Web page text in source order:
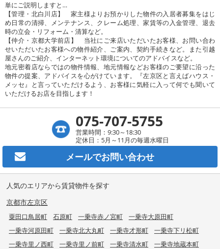
単にご説明しますと…
【管理・北白川店】 家主様よりお預かりした物件の入居者募集をはじ
め日常の清掃、メンテナンス、クレーム処理、家賃等の入金管理、退去
時の立会・リフォーム・清算など。
【仲介・京都大学前店】 当社にご来店いただいたお客様、お問い合わ
せいただいたお客様への物件紹介、ご案内、契約手続きなど。また引越
屋さんのご紹介、インターネット環境についてのアドバイスなど。
地元密着店ならではの物件情報、地元情報などお客様のご要望に沿った
物件の提案、アドバイスを心がけています。『左京区と言えばハウス・
メッセ』と言っていただけるよう、お客様に気軽に入って何でも聞いて
いただけるお店を目指します！
075-707-5755
営業時間：9:30～18:30
定休日：5月～11月の毎週水曜日
メールでお問い合わせ
人気のエリアから賃貸物件を探す
京都市左京区
粟田口鳥居町 石原町 一乗寺赤ノ宮町
一乗寺大原田町
一乗寺河原田町
一乗寺北大丸町 一乗寺才形町
一乗寺下リ松町
一乗寺里ノ西町
一乗寺里ノ前町 一乗寺清水町
一乗寺地蔵本町